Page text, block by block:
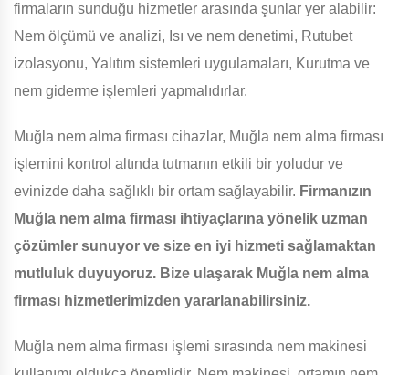
firmaların sunduğu hizmetler arasında şunlar yer alabilir:
Nem ölçümü ve analizi, Isı ve nem denetimi, Rutubet
izolasyonu, Yalıtım sistemleri uygulamaları, Kurutma ve
nem giderme işlemleri yapmalıdırlar.
Muğla nem alma firması cihazlar, Muğla nem alma firması
işlemini kontrol altında tutmanın etkili bir yoludur ve
evinizde daha sağlıklı bir ortam sağlayabilir. Firmanızın
Muğla nem alma firması ihtiyaçlarına yönelik uzman
çözümler sunuyor ve size en iyi hizmeti sağlamaktan
mutluluk duyuyoruz. Bize ulaşarak Muğla nem alma
firması hizmetlerimizden yararlanabilirsiniz.
Muğla nem alma firması işlemi sırasında nem makinesi